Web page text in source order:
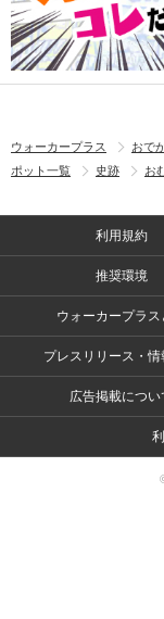
ウォーカープラス おで
ポット一覧
史跡 お
利用規約
推奨環境
ウォーカープラス
プレスリリース・情
広告掲載につい